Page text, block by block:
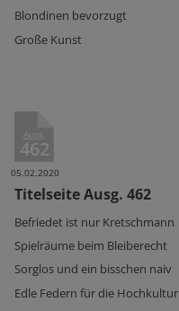
Blondinen bevorzugt
Große Kunst
Ausg.
462
05.02.2020
Titelseite Ausg. 462
Befriedet ist nur Kretschmann
Spielräume beim Bleiberecht
Sorglos und ein bisschen naiv
Edle Federn für die Hochkultur